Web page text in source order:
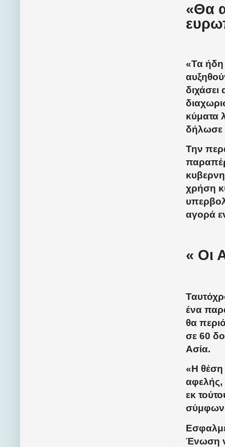
«Θα
«Τα ήδη
διχάσει
κύματα
δήλωσε
Την
χρήση
αγορά
« Οι
ένα
θα
σε 60
Ασία.
«Η θέση
αφελής,
εκ
Ένωση